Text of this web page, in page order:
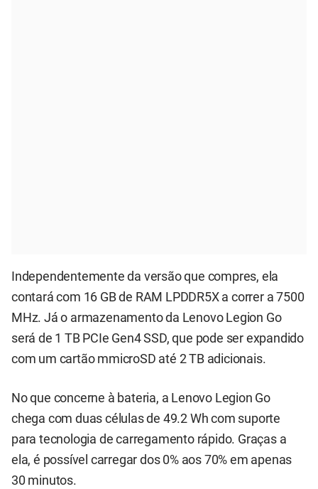
Independentemente da versão que compres, ela
contará com 16 GB de RAM LPDDR5X a correr a 7500
MHz. Já o armazenamento da Lenovo Legion Go
será de 1 TB PCIe Gen4 SSD, que pode ser expandido
com um cartão mmicroSD até 2 TB adicionais.
No que concerne à bateria, a Lenovo Legion Go
chega com duas células de 49.2 Wh com suporte
para tecnologia de carregamento rápido. Graças a
ela, é possível carregar dos 0% aos 70% em apenas
30 minutos.